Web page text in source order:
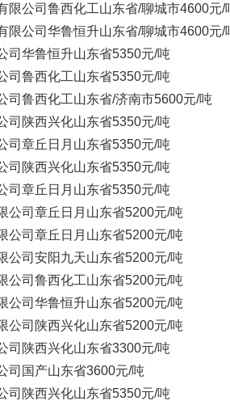
限公司 鲁西化工山东省/聊城市4600元/
限公司 华鲁恒升山东省/聊城市4600元/
司 华鲁恒升山东省5350元/吨
司 鲁西化工山东省5350元/吨
司 鲁西化工山东省/济南市5600元/吨
司 陕西兴化山东省5350元/吨
司 章丘日月 山东省5350元/吨
司 陕西兴化山东省5350元/吨
司 章丘日月 山东省5350元/吨
公司 章丘日月 山东省5200元/吨
公司 章丘日月 山东省5200元/吨
公司 安阳九天山东省5200元/吨
公司 鲁西化工山东省5200元/吨
公司 华鲁恒升山东省5200元/吨
公司 陕西兴化山东省5200元/吨
司 陕西兴化山东省3300元/吨
司 国产山东省3600元/吨
司 陕西兴化山东省5350元/吨